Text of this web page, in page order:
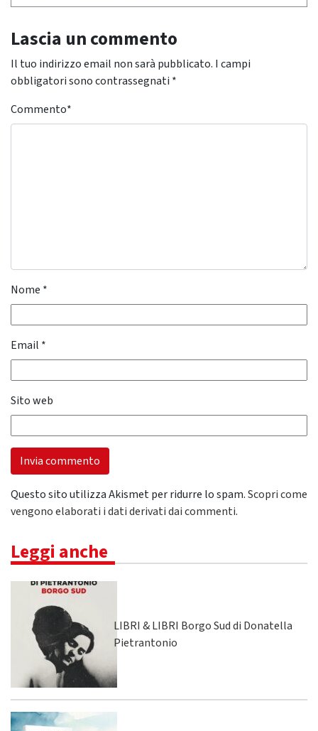
Lascia un commento
Il tuo indirizzo email non sarà pubblicato. I campi
obbligatori sono contrassegnati *
Commento*
Nome *
Email *
Sito web
Questo sito utilizza Akismet per ridurre lo spam.Scopri come
vengono elaborati i dati derivati dai commenti.
Leggi anche
LIBRI & LIBRI Borgo Sud di Donatella
Pietrantonio